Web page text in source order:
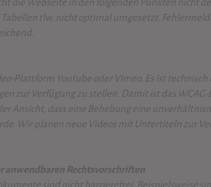
die Webseite in den folgenden Punkten nicht
tlw. nicht optimal umgesetzt,
Plattform Youtube oder Vimeo. Es ist
zur Verfügung zu stellen. Damit ist das
Ansicht, dass eine Behebung eine
Wir planen neue Videos mit Untertiteln zur
anwendbaren Rechtsvorschriften
sind nicht barrierefrei. Beispielsweise